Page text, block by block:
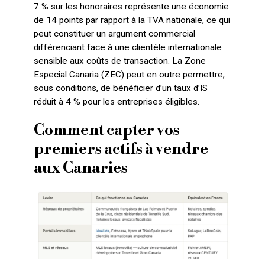
7 % sur les honoraires représente une économie
de 14 points par rapport à la TVA nationale, ce qui
peut constituer un argument commercial
différenciant face à une clientèle internationale
sensible aux coûts de transaction. La Zone
Especial Canaria (ZEC) peut en outre permettre,
sous conditions, de bénéficier d’un taux d’IS
réduit à 4 % pour les entreprises éligibles.
Comment capter vos
premiers actifs à vendre
aux Canaries